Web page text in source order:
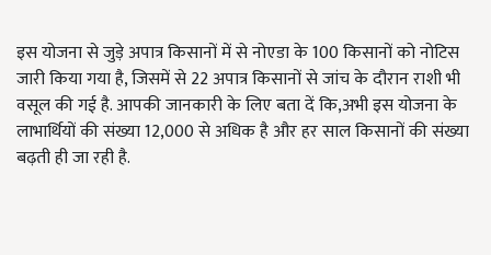
इस योजना से जुड़े अपात्र किसानों में से नोएडा के 100 किसानों को नोटिस
जारी किया गया है, जिसमें से 22 अपात्र किसानों से जांच के दौरान राशी भी
वसूल की गई है. आपकी जानकारी के लिए बता दें कि,अभी इस योजना के
लाभार्थियों की संख्या 12,000 से अधिक है और हर साल किसानों की संख्या
बढ़ती ही जा रही है.